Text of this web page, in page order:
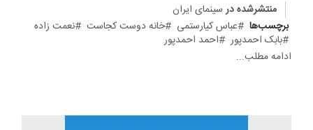
منتشرشده در سینمای ایران
برچسب‌ها
عباس کیارستمی خانه دوست کجاست
نعمت زاده
بابک احمدپور
احمد احمدپور
ادامه مطلب...